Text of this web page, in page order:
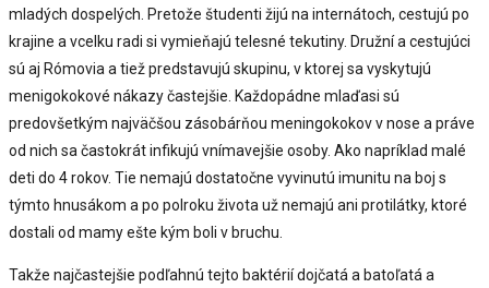
mladých dospelých. Pretože študenti žijú na internátoch, cestujú po
krajine a vcelku radi si vymieňajú telesné tekutiny. Družní a cestujúci
sú aj Rómovia a tiež predstavujú skupinu, v ktorej sa vyskytujú
menigokokové nákazy častejšie. Každopádne mlaďasi sú
predovšetkým najväčšou zásobárňou meningokokov v nose a práve
od nich sa častokrát infikujú vnímavejšie osoby. Ako napríklad malé
deti do 4 rokov. Tie nemajú dostatočne vyvinutú imunitu na boj s
týmto hnusákom a po polroku života už nemajú ani protilátky, ktoré
dostali od mamy ešte kým boli v bruchu.
Takže najčastejšie podľahnú tejto baktérií dojčatá a batoľatá a